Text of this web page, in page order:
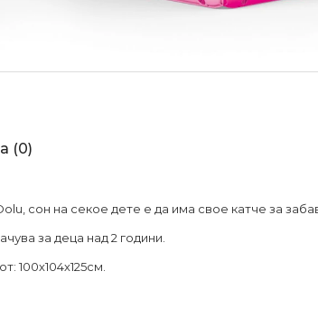
(0)
сон на секое дете е да има свое катче за
за деца над 2 години.
100х104х125см.